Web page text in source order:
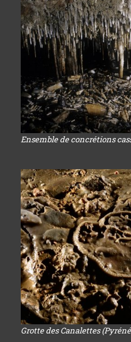
Ensemble de concrétions
Grotte des Canalettes